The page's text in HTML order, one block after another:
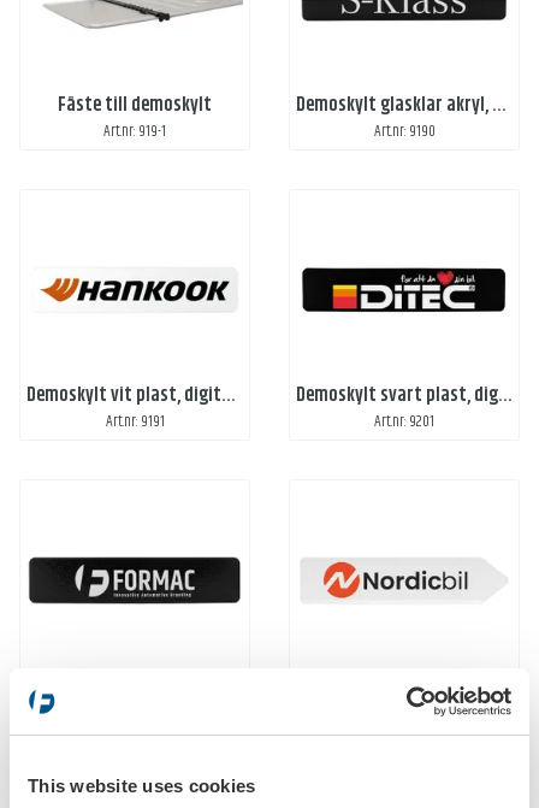
This website uses cookies
Fäste till demoskylt
Art.nr: 919-1
Demoskylt glasklar akryl, digitaltryck
Art.nr: 9190
Demoskylt vit plast, digitaltryck
Art.nr: 9191
Demoskylt svart plast, digitaltryck
Art.nr: 9201
Pilskylt i aluminium
Art.nr: 92610 - 92611